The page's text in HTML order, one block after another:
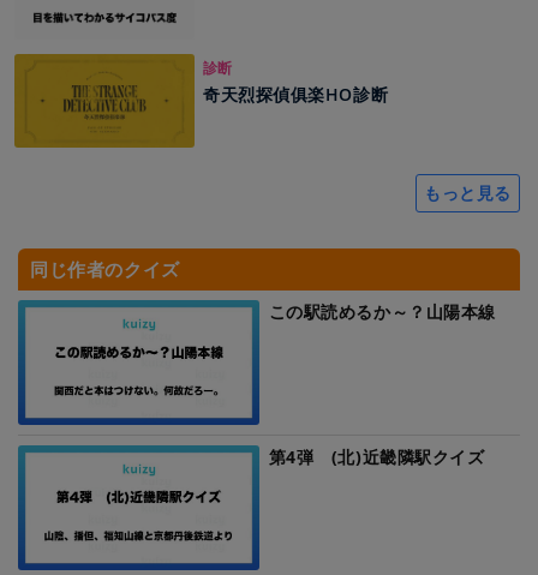
診断
奇天烈探偵俱楽HO診断
もっと見る
同じ作者のクイズ
この駅読めるか～？山陽本線
第4弾 (北)近畿隣駅クイズ